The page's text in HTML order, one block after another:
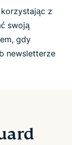
z
swoją
gdy
newsletterze